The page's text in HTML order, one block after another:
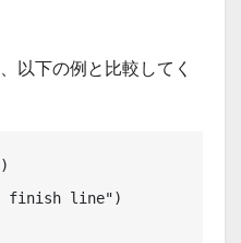
以下の例と比較してく